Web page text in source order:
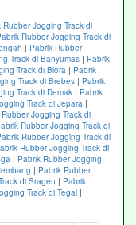
Rubber Jogging Track di
Rubber Jogging Track di
| Pabrik Rubber
Track di Banyumas | Pabrik
Track di Blora | Pabrik
Track di Brebes | Pabrik
Track di Demak | Pabrik
Track di Jepara |
Rubber Jogging Track di
Rubber Jogging Track di
Rubber Jogging Track di
Rubber Jogging Track di
| Pabrik Rubber Jogging
| Pabrik Rubber
di Sragen | Pabrik
Track di Tegal |